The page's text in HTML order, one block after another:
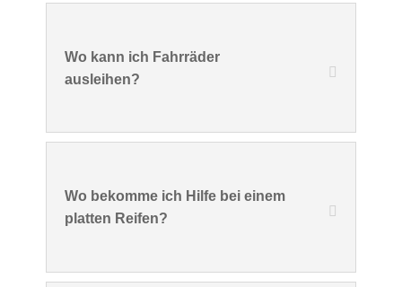
Wo kann ich Fahrräder
ausleihen?
Wo bekomme ich Hilfe bei einem
platten Reifen?